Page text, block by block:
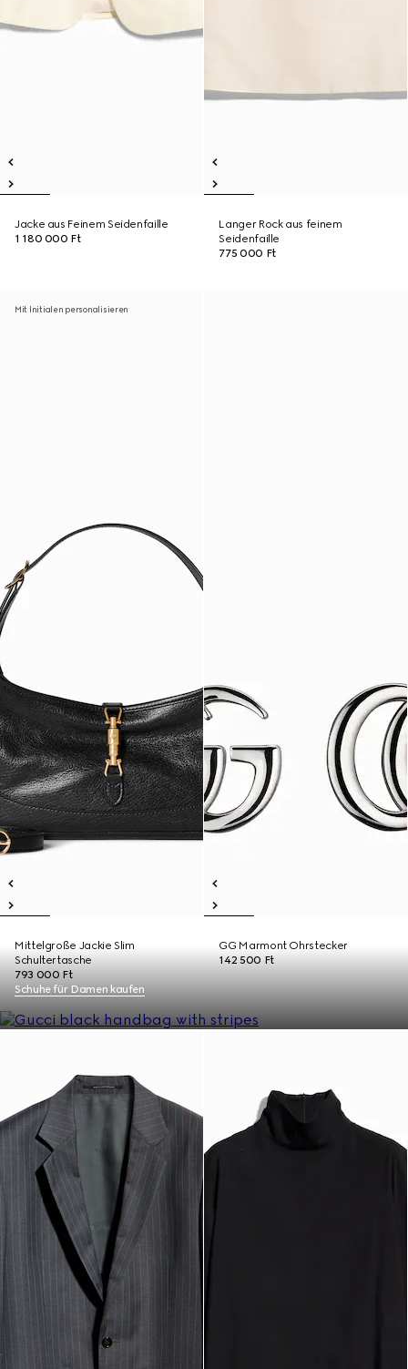
Jacke aus Feinem Seidenfaille
1 180 000 Ft
Langer Rock aus feinem
Seidenfaille
775 000 Ft
Mit Initialen personalisieren
Mittelgroße Jackie Slim
Schultertasche
793 000 Ft
GG Marmont Ohrstecker
142 500 Ft
Schuhe für Damen kaufen